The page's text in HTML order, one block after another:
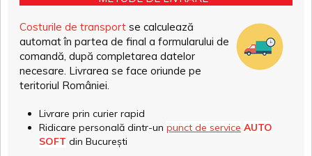
Costurile de transport se calculează
automat în partea de final a formularului de
comandă, după completarea datelor
necesare. Livrarea se face oriunde pe
teritoriul României.
Livrare prin curier rapid
Ridicare personală dintr-un punct de service AUTO
SOFT din București